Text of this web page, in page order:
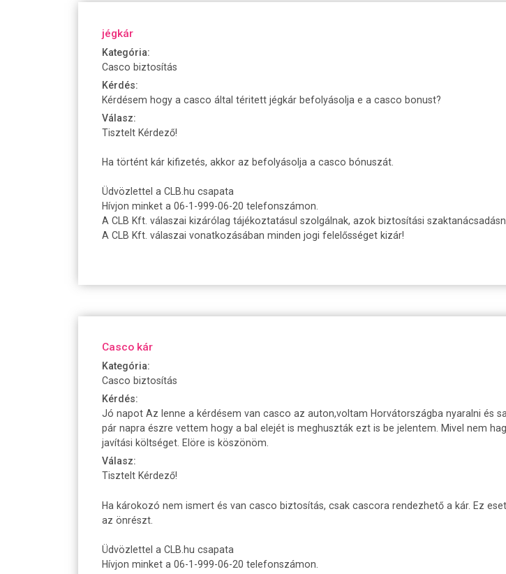
jégkár
Kategória:
Casco biztosítás
Kérdés:
Kérdésem hogy a casco által téritett jégkár befolyásolja e a casco bonust?
Válasz:
Tisztelt Kérdező!
Ha történt kár kifizetés, akkor az befolyásolja a casco bónuszát.
Üdvözlettel a CLB.hu csapata
Hívjon minket a 06-1-999-06-20 telefonszámon.
A CLB Kft. válaszai kizárólag tájékoztatásul szolgálnak, azok biztosítási
A CLB Kft. válaszai vonatkozásában minden jogi felelősséget kizár!
Casco kár
Kategória:
Casco biztosítás
Kérdés:
Jó napot Az lenne a kérdésem van casco az auton,voltam Horvátországba nyaralni és
pár napra észre vettem hogy a bal elejét is meghuszták ezt is be jelentem. Mivel nem
javítási költséget. Elöre is köszönöm.
Válasz:
Tisztelt Kérdező!
Ha károkozó nem ismert és van casco biztosítás, csak cascora rendezhető a kár. Ez
az önrészt.
Üdvözlettel a CLB.hu csapata
Hívjon minket a 06-1-999-06-20 telefonszámon.